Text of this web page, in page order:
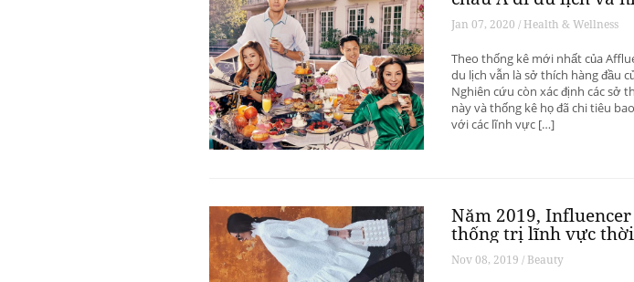
hướng có thể thay đổi
lịch thượng lưu
Jan 07, 2020 / Health & Wellness
Theo thống kê mới nhất của
du lịch vẫn là sở thích hàng đầu
Nghiên cứu còn xác định các sở
này và thống kê họ đã chi tiêu
với các lĩnh vực […]
Năm 2019,
thống trị lĩnh vực
đẹp
Nov 08, 2019 / Beauty